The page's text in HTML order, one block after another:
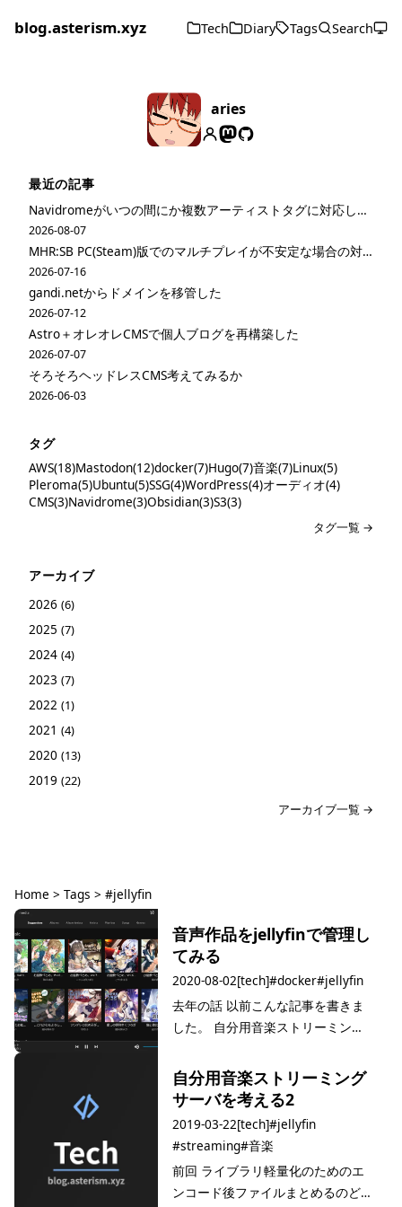
blog.asterism.xyz Tech Diary Tags Search
aries
最近の記事
Navidromeがいつの間にか複数アーティストタグに対応してた
2026-08-07
MHR:SB PC(Steam)版でのマルチプレイが不安定な場合の対策
2026-07-16
gandi.netからドメインを移管した
2026-07-12
Astro＋オレオレCMSで個人ブログを再構築した
2026-07-07
そろそろヘッドレスCMS考えてみるか
2026-06-03
タグ
AWS(18)Mastodon(12)docker(7)Hugo(7)音楽(7)Linux(5)
Pleroma(5)Ubuntu(5)SSG(4)WordPress(4)オーディオ(4)
CMS(3)Navidrome(3)Obsidian(3)S3(3)
タグ一覧 →
アーカイブ
2026 (6)
2025 (7)
2024 (4)
2023 (7)
2022 (1)
2021 (4)
2020 (13)
2019 (22)
アーカイブ一覧 →
Home > Tags > #jellyfin
タグ: #jellyfin音声作品をjellyfinで管理し
てみる
2020-08-02[tech]#docker#jellyfin
去年の話 以前こんな記事を書きま
した。 自分用音楽ストリーミング
サーバは結局、「jellyfinでは
youtube musicみたいに事前ダウン
ロードしておいてアプリで聞く、み
たいな事ができない」というのに…
自分用音楽ストリーミング
サーバを考える2
2019-03-22[tech]#jellyfin
#streaming#音楽
前回 ライブラリ軽量化のためのエ
ンコード後ファイルまとめるのどう